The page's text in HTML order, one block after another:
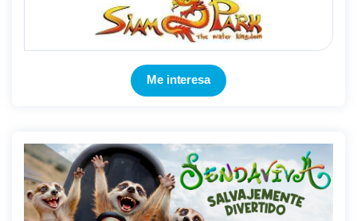
Me interesa